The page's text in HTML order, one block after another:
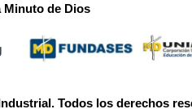
Minuto de Dios
Todos los derechos